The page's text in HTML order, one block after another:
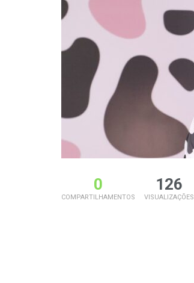
0
COMPARTILHAMENTOS
126
VISUALIZAÇÕES